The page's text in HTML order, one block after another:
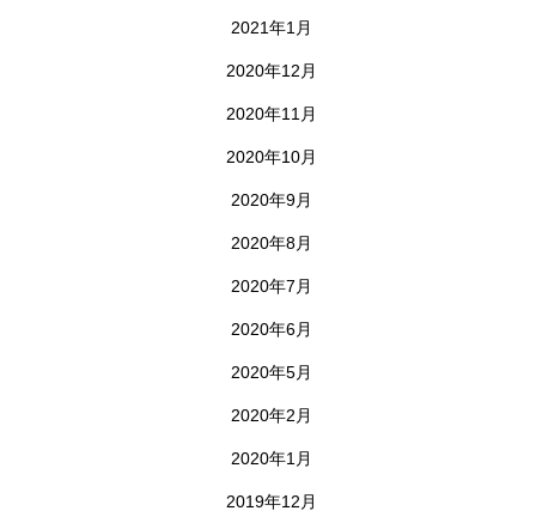
2021年1月
2020年12月
2020年11月
2020年10月
2020年9月
2020年8月
2020年7月
2020年6月
2020年5月
2020年2月
2020年1月
2019年12月